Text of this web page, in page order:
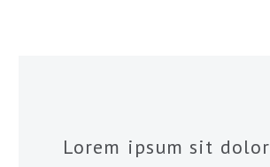
Lorem ipsum sit dolor